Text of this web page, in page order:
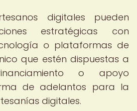
digitales pueden
estratégicas con
o plataformas de
que estén dispuestas a
o apoyo
de adelantos para la
digitales.